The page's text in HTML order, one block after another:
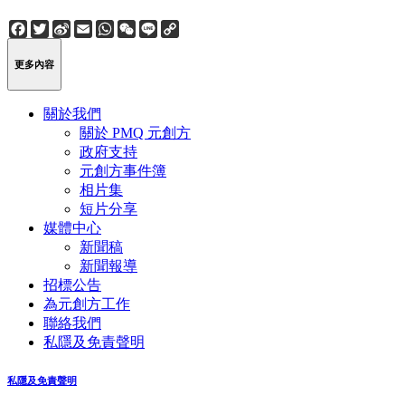
Facebook
Twitter
Sina
Weibo
EmailWhatsApp
WeChat
Line
更多內容
關於我們
關於 PMQ 元創方
政府支持
元創方事件簿
相片集
短片分享
媒體中心
新聞稿
新聞報導
招標公告
為元創方工作
聯絡我們
私隱及免責聲明
私隱及免責聲明